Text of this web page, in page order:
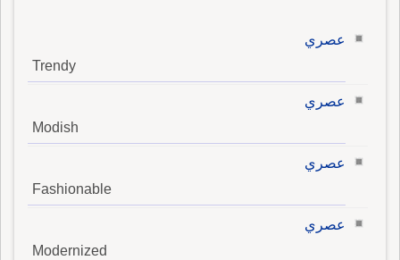
عصري
Trendy
عصري
Modish
عصري
Fashionable
عصري
Modernized